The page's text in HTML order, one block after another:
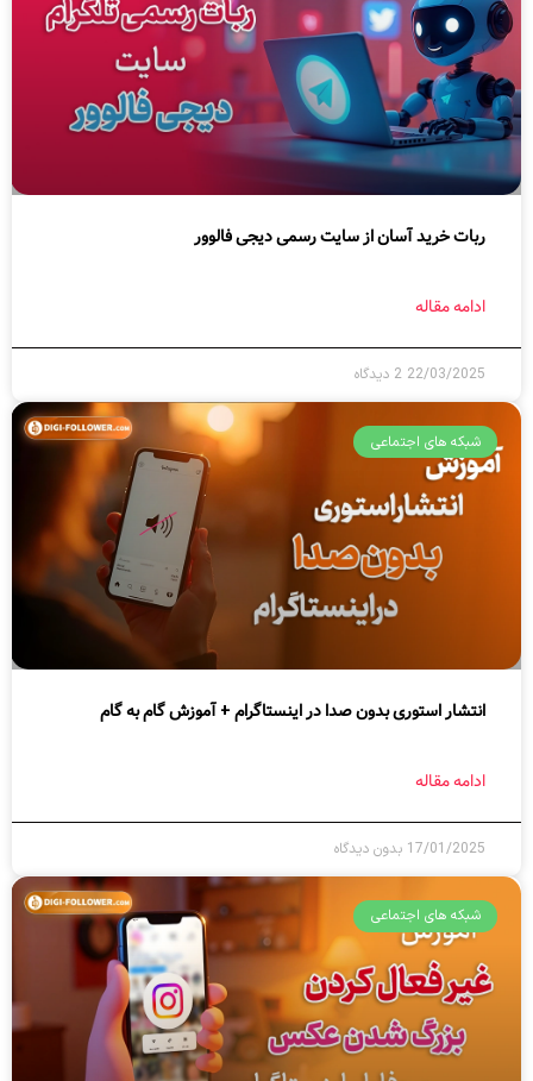
ربات خرید آسان از سایت رسمی دیجی فالوور
ادامه مقاله
22/03/2025 2 دیدگاه
شبکه های اجتماعی
انتشار استوری بدون صدا در اینستاگرام + آموزش گام به گام
ادامه مقاله
17/01/2025 بدون دیدگاه
شبکه های اجتماعی